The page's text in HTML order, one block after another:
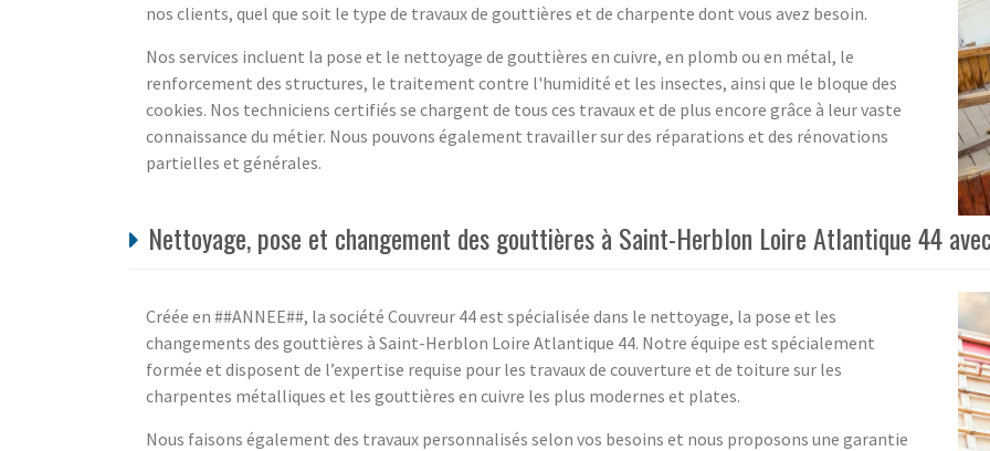
nos clients, quel que soit le type de travaux de gouttières et de charpente dont vous avez besoin.
Nos services incluent la pose et le nettoyage de gouttières en cuivre, en plomb ou en métal, le
renforcement des structures, le traitement contre l'humidité et les insectes, ainsi que le bloque des
cookies. Nos techniciens certifiés se chargent de tous ces travaux et de plus encore grâce à leur vaste
connaissance du métier. Nous pouvons également travailler sur des réparations et des rénovations
partielles et générales.
Nettoyage, pose et changement des gouttières à Saint-Herblon Loire Atlantique 44
Créée en ##ANNEE##, la société Couvreur 44 est spécialisée dans le nettoyage, la pose et les
changements des gouttières à Saint-Herblon Loire Atlantique 44. Notre équipe est spécialement
formée et disposent de l’expertise requise pour les travaux de couverture et de toiture sur les
charpentes métalliques et les gouttières en cuivre les plus modernes et plates.
Nous faisons également des travaux personnalisés selon vos besoins et nous proposons une garantie